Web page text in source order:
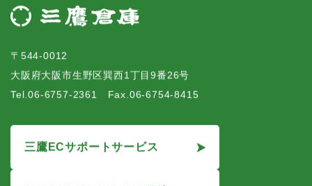
〒544-0012
大阪府大阪市生野区巽西1丁目9番26号